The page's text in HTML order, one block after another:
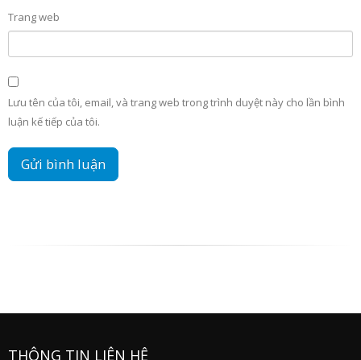
Trang web
Lưu tên của tôi, email, và trang web trong trình duyệt này cho lần bình
luận kế tiếp của tôi.
THÔNG TIN LIÊN HỆ